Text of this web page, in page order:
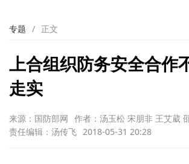
专题 / 正文
上合组织防务安全合作
走实
来源：国防部网 作者：汤玉松 宋朋非 王艾葳
责任编辑：汤传飞 2018-05-31 20:28